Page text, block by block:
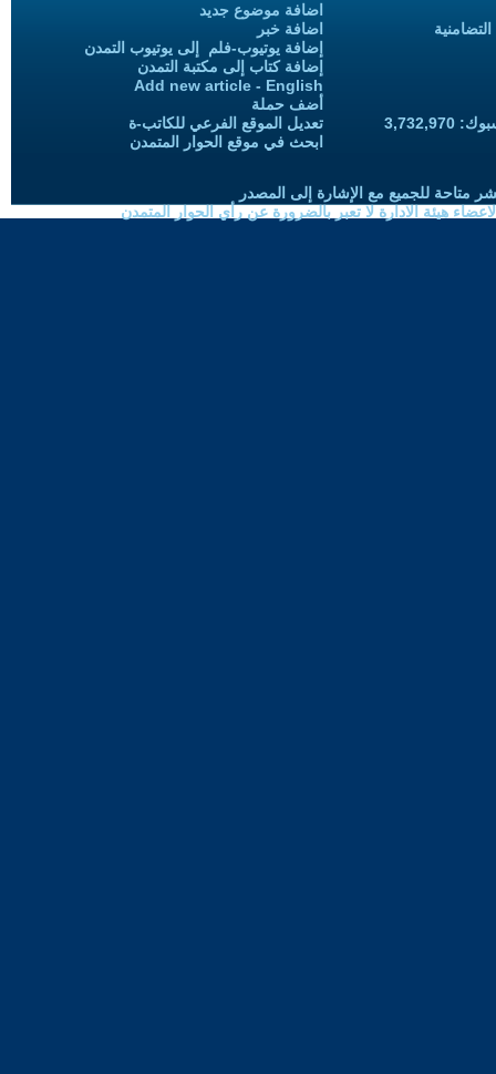
اضافة موضوع جديد
اضافة خبر
إضافة يوتيوب-فلم إلى يوتيوب التمدن
إضافة كتاب إلى مكتبة التمدن
Add new article - English
أضف حملة
تعديل الموقع الفرعي للكاتب-ة
ابحث في موقع الحوار المتمدن
متاحة للجميع مع الإشارة إلى المصدر
هيئة الادارة لا تعبر بالضرورة عن رأي الحوار المتمدن